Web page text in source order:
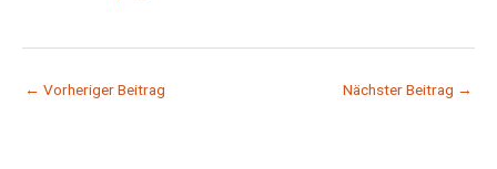
← Vorheriger Beitrag Nächster Beitrag →